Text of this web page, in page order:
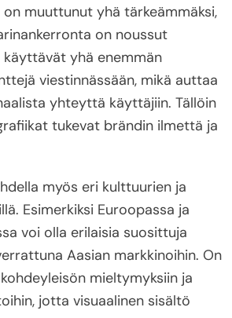
muuttunut yhä tärkeämmäksi,
on noussut
käyttävät yhä enemmän
viestinnässään, mikä auttaa
yhteyttä käyttäjiin. Tällöin
tukevat brändin ilmettä ja
myös eri kulttuurien ja
Esimerkiksi Euroopassa ja
voi olla erilaisia suosittuja
Aasian markkinoihin. On
mieltymyksiin ja
jotta visuaalinen sisältö